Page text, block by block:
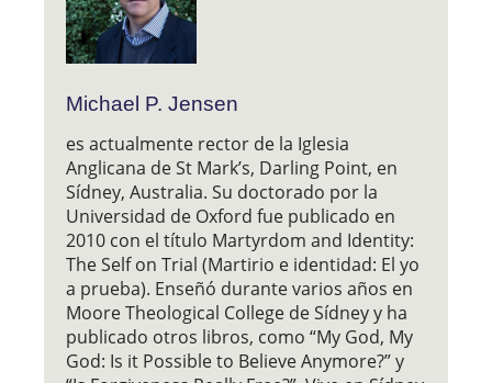
Michael P. Jensen
es actualmente rector de la Iglesia
Anglicana de St Mark’s, Darling Point, en
Sídney, Australia. Su doctorado por la
Universidad de Oxford fue publicado en
2010 con el título Martyrdom and Identity:
The Self on Trial (Martirio e identidad: El yo
a prueba). Enseñó durante varios años en
Moore Theological College de Sídney y ha
publicado otros libros, como “My God, My
God: Is it Possible to Believe Anymore?” y